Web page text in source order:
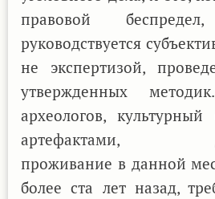
правовой
руководствуется
не экспертизой,
утвержденных
археологов,
артефактами,
проживание в данной
более ста лет назад,